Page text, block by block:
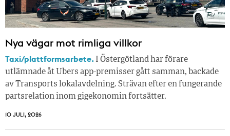
Nya vägar mot rimliga villkor
Taxi/plattformsarbete. I Östergötland har förare
utlämnade åt Ubers app-premisser gått samman, backade
av Transports lokalavdelning. Strävan efter en fungerande
partsrelation inom gigekonomin fortsätter.
10 JULI, 2026